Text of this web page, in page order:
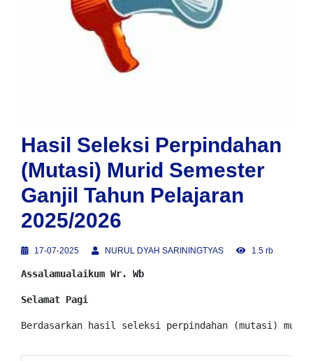
Hasil Seleksi Perpindahan
(Mutasi) Murid Semester
Ganjil Tahun Pelajaran
2025/2026
17-07-2025 NURUL DYAH SARININGTYAS 1.5 rb
Assalamualaikum Wr. Wb
Selamat Pagi
Berdasarkan hasil seleksi perpindahan (mutasi)